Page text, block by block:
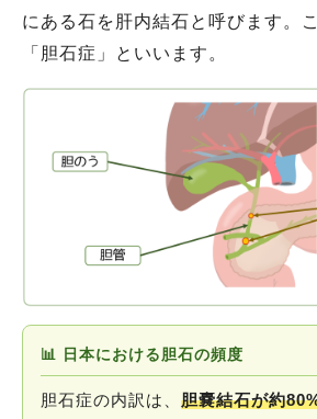
にある石を肝内結石と呼びます。
「胆石症」といいます。
📊 日本における胆石の頻度
胆石症の内訳は、 胆嚢結石が約